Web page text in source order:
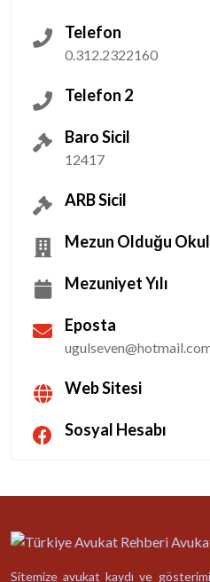
Telefon
0.312.2322160
Telefon 2
Baro Sicil
12417
ARB Sicil
Mezun Olduğu Okul
Mezuniyet Yılı
Eposta
Web Sitesi
Sosyal Hesabı
Sitemize avukat kaydı ve